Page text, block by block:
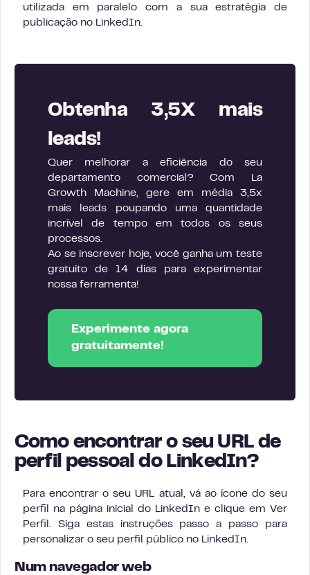
utilizada em paralelo com a sua estratégia de
publicação no LinkedIn.
Obtenha 3,5X mais
leads!
Quer melhorar a eficiência do seu
departamento comercial? Com La
Growth Machine, gere em média 3,5x
mais leads poupando uma quantidade
incrível de tempo em todos os seus
processos.
Ao se inscrever hoje, você ganha um teste
gratuito de 14 dias para experimentar
nossa ferramenta!
Experimente agora
gratuitamente!
Como encontrar o seu URL de
perfil pessoal do LinkedIn?
Para encontrar o seu URL atual, vá ao ícone do seu
perfil na página inicial do LinkedIn e clique em Ver
Perfil. Siga estas instruções passo a passo para
personalizar o seu perfil público no LinkedIn.
Num navegador web